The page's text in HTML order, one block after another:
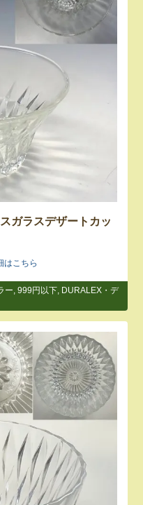
ガラスデザートカッ
はこちら
ー,999円以下 , DURALEX・デ